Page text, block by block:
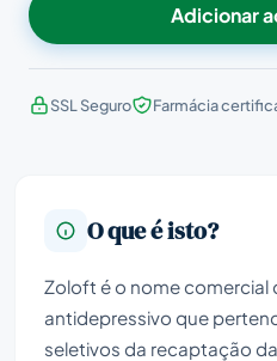
Adicionar
SSL Seguro Farmácia
O que é isto?
Zoloft é o nome comercial
antidepressivo que
seletivos da recaptação